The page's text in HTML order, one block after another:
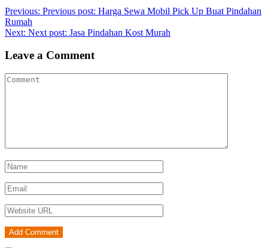
Previous: Previous post: Harga Sewa Mobil Pick Up Buat Pindahan
Rumah
Next: Next post: Jasa Pindahan Kost Murah
Leave a Comment